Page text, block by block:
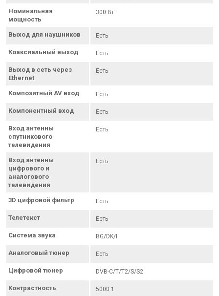
Номинальная
мощность
300 Вт
Выход для наушников Есть
Коаксиальный выход Есть
Выход в сеть через
Ethernet
Есть
Композитный AV вход Есть
Компонентный вход Есть
Вход антенны
спутникового
телевидения
Есть
Вход антенны
цифрового и
аналогового
телевидения
Есть
3D цифровой фильтр Есть
Телетекст Есть
Система звука BG/DK/I
Аналоговый тюнер Есть
Цифровой тюнер DVB-C/T/T2/S/S2
Контрастность 5000:1